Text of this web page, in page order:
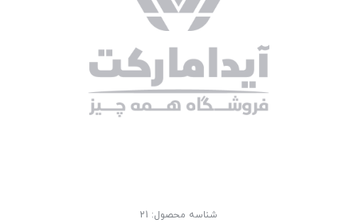
شناسه محصول: 21